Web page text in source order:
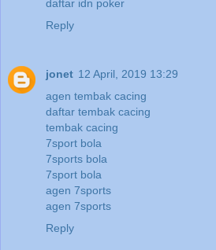
daftar idn poker
Reply
jonet 12 April, 2019 13:29
agen tembak cacing
daftar tembak cacing
tembak cacing
7sport bola
7sports bola
7sport bola
agen 7sports
agen 7sports
Reply